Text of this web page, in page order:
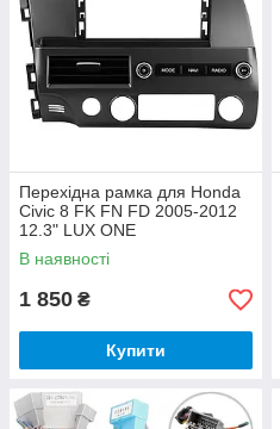
Перехідна рамка для Honda
Civic 8 FK FN FD 2005-2012
12.3" LUX ONE
В наявності
1 850 ₴
Купити